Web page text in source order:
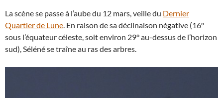
La scène se passe à l’aube du 12 mars, veille du Dernier
Quartier de Lune. En raison de sa déclinaison négative (16°
sous l’équateur céleste, soit environ 29° au-dessus de l’horizon
sud), Séléné se traîne au ras des arbres.